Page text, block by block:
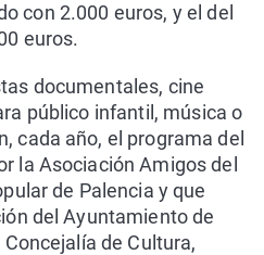
con 2.000 euros, y el del
euros.
documentales, cine
público infantil, música o
cada año, el programa del
la Asociación Amigos del
de Palencia y que
del Ayuntamiento de
de Cultura,